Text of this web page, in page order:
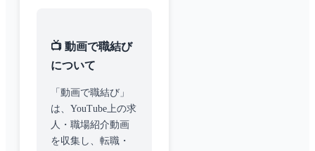
📺 動画で職結び
について
「動画で職結び」
は、YouTube上の求
人・職場紹介動画
を収集し、転職・